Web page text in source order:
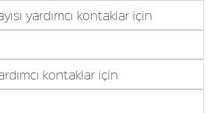
yardımcı kontaklar için
kontaklar için